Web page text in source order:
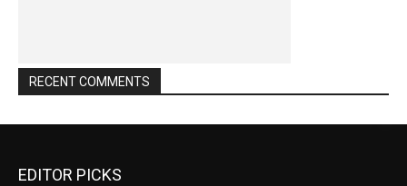
RECENT COMMENTS
EDITOR PICKS